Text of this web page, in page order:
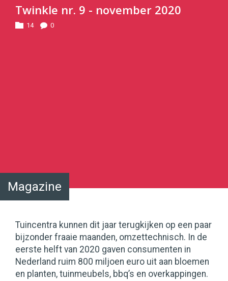
Twinkle nr. 9 - november 2020
14 0
Twinkle
nr.
9
-
Magazine:
Twinkle
nr.
9
-
Magazine
Tuincentra kunnen dit jaar terugkijken op een paar
bijzonder fraaie maanden, omzettechnisch. In de
eerste helft van 2020 gaven consumenten in
Nederland ruim 800 miljoen euro uit aan bloemen
en planten, tuinmeubels, bbq’s en overkappingen.